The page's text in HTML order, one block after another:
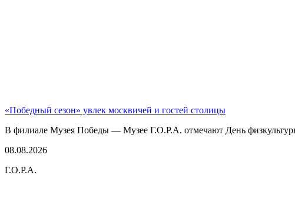
«Победный сезон» увлек москвичей и гостей столицы
В филиале Музея Победы — Музее Г.О.Р.А. отмечают День
08.08.2026
Г.О.Р.А.